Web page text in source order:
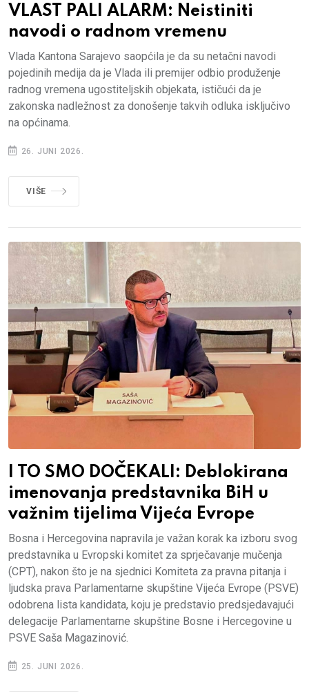
VLAST PALI ALARM: Neistiniti
navodi o radnom vremenu
Vlada Kantona Sarajevo saopćila je da su netačni navodi
pojedinih medija da je Vlada ili premijer odbio produženje
radnog vremena ugostiteljskih objekata, ističući da je
zakonska nadležnost za donošenje takvih odluka isključivo
na općinama.
26. JUNI 2026.
VIŠE
I TO SMO DOČEKALI: Deblokirana
imenovanja predstavnika BiH u
važnim tijelima Vijeća Evrope
Bosna i Hercegovina napravila je važan korak ka izboru svog
predstavnika u Evropski komitet za sprječavanje mučenja
(CPT), nakon što je na sjednici Komiteta za pravna pitanja i
ljudska prava Parlamentarne skupštine Vijeća Evrope (PSVE)
odobrena lista kandidata, koju je predstavio predsjedavajući
delegacije Parlamentarne skupštine Bosne i Hercegovine u
PSVE Saša Magazinović.
25. JUNI 2026.